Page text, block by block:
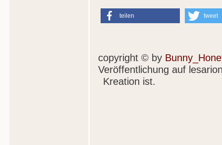
teilen tweet
copyright © by
Veröffentlichung auf
Kreation ist.